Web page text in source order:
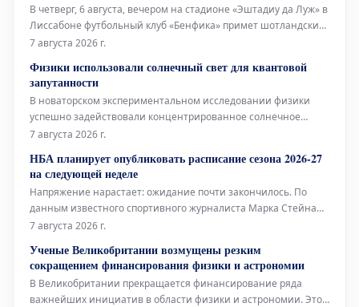
В четверг, 6 августа, вечером на стадионе «Эштадиу да Луж» в
Лиссабоне футбольный клуб «Бенфика» примет шотландский
«Хартс» в рамках первого матча третьего квалификационного
Самуэл Соареш Защитники: Александер Ба
7 августа 2026 г.
Физики использовали солнечный свет для квантовой
запутанности
В новаторском экспериментальном исследовании физики
успешно задействовали концентрированное солнечное
излучение для генерации квантово-запутанных фотонов. Это
устойчивых квантовых технологий, работающих на основе
возобновляемых источников эн
7 августа 2026 г.
НБА планирует опубликовать расписание сезона 2026-27
на следующей неделе
Напряжение нарастает: ожидание почти закончилось. По
данным известного спортивного журналиста Марка Стейна
из The Stein Line, Национальная баскетбольная ассоциация
регулярного сезона 2026-27 где-то на следующей неделе. Это
не является неожид
7 августа 2026 г.
Ученые Великобритании возмущены резким
сокращением финансирования физики и астрономии
В Великобритании прекращается финансирование ряда
важнейших инициатив в области физики и астрономии. Это